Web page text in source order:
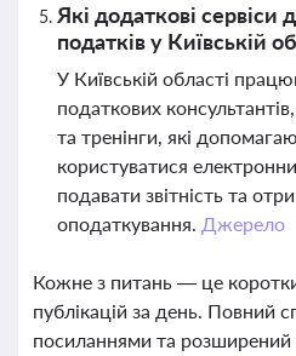
Які додаткові сервіси
податків у Київській
У Київській області
податкових консультантів,
та тренінги, які
користуватися
подавати звітність та
оподаткування. Джерело
Кожне з питань — це
публікацій за день. Повний
посиланнями та розширений